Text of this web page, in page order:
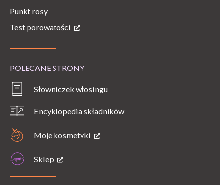
Punkt rosy
Test porowatości
POLECANE STRONY
Słowniczek włosingu
Encyklopedia składników
Moje kosmetyki
Sklep